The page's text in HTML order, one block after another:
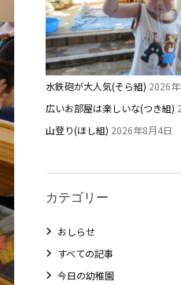
水鉄砲が大人気(そら組) 2026
広いお部屋は楽しいな(つき組)
山登り(ほし組) 2026年8月4日
カテゴリー
おしらせ
すべての記事
今日の幼稚園